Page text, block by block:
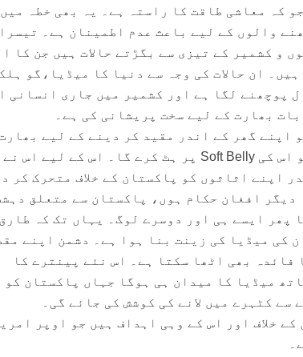
کہ معاشی طاقت کا راستہ ہے۔ یہ بھی خطہ میں
والوں کے لیے باعث عدم اطمینان ہے۔
و کشمیر کے تیزی سے بگڑتے حالات ہیں جن کا
ان حالات کی وجہ سے دنیا کا میڈیا،گو
پوچھنے لگا ہے اور کشمیر میں جاری انسانی
بھارت کے لیے سخت پریشانی کی ہے۔
اپنے گھر کے اندر مقید کر دینے کے لیے
یہ فیصلہ کر لیا ہے کہ وہ پاکستان کو اس کی Soft Belly پر ہٹ کرے گا۔ اس کے لیے اس نے
اپنے اثاثوں کو پاکستان کے خلاف متحرک کر
دیگر افغان حکام ہوں، پاکستان سے متعلق
پھر ایسے ہی اور دوسرے لوگ۔ یہاں تک کہ
کی میڈیا کی زینت بنا ہوا ہے۔ دشمن اپنے
بھی اٹھا سکتا ہے۔ اس نئے پینترے کا
میڈیا کا میدان ہی ہوگا جہاں پاکستان کو
سے کٹہرے میں لانے کی کوشش کی جائے گی۔
خلاف اور اس کے وہی اہداف ہیں جو اوپر